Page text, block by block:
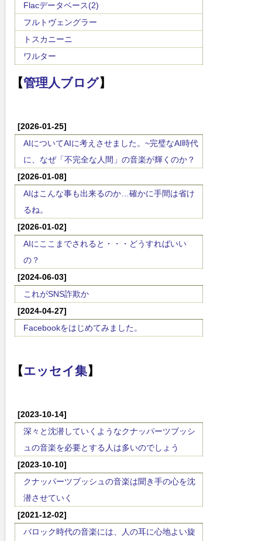
Flacデータベース(2)
フルトヴェングラー
トスカニーニ
ワルター
【管理人ブログ】
[2026-01-25]
AIについてAIに考えさせました。~完璧なAI時代
に、なぜ「不完全な人間」の音楽が輝くのか？
[2026-01-08]
AIはこんな事も出来るのか…確かに手間は省け
るね。
[2026-01-02]
AIにここまでされると・・・どうすればいい
の？
[2024-06-03]
これがSNS詐欺か
[2024-04-27]
Facebookをはじめてみました。
【エッセイ集】
[2023-10-14]
深々と沈潜していくようなクナッパーツブッシ
ュの音楽を必要とする人は多いのでしょう
[2023-10-10]
クナッパーツブッシュの音楽は聞き手の心を沈
潜させていく
[2021-12-02]
バロック時代の音楽には、人の耳に心地よい旋